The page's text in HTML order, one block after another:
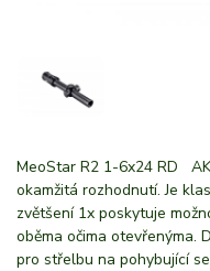
MeoStar R2 1-6x24 RD
okamžitá rozhodnutí. Je
zvětšení 1x poskytuje
oběma očima otevřenýma.
pro střelbu na pohybující